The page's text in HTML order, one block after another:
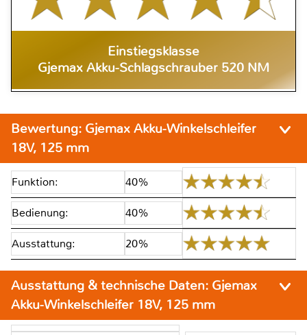
Einstiegsklasse
Gjemax Akku-Schlagschrauber 520 NM
Bewertung: Gjemax Akku-Winkelschleifer
18V, 125 mm
Funktion: 40%
Bedienung: 40%
Ausstattung: 20%
Ausstattung & technische Daten: Gjemax
Akku-Winkelschleifer 18V, 125 mm